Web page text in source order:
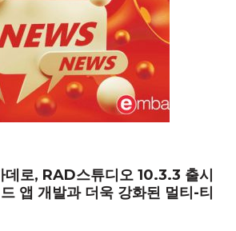
로, RAD스튜디오 10.3.3 출시
앱 개발과 더욱 강화된 멀티-티